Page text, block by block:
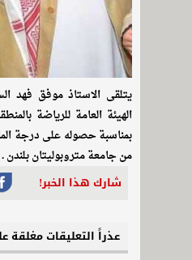
يتلقى الاستاذ موفق فهد
الهيئة العامة للرياضة
بمناسبة حصوله على درجة
من جامعة متروبوليتان بلندن .
شارك هذا الخبر!
عذراً التعليقات مغلقة